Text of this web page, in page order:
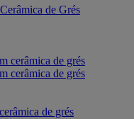
de Grés
de grés